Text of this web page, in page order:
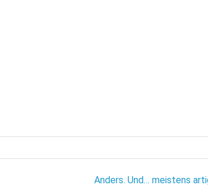
Anders. Und… meistens